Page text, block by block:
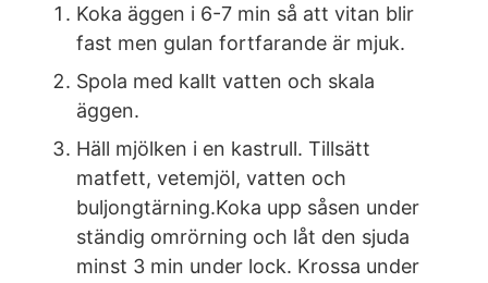
Koka äggen i 6-7 min så att vitan blir
fast men gulan fortfarande är mjuk.
Spola med kallt vatten och skala
äggen.
Häll mjölken i en kastrull. Tillsätt
matfett, vetemjöl, vatten och
buljongtärning.Koka upp såsen under
ständig omrörning och låt den sjuda
minst 3 min under lock. Krossa under